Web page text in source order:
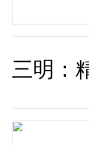
三明：